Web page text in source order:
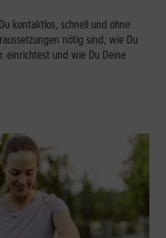
kontaktlos, schnell und ohne
nötig sind, wie Du
einrichtest und wie Du Deine